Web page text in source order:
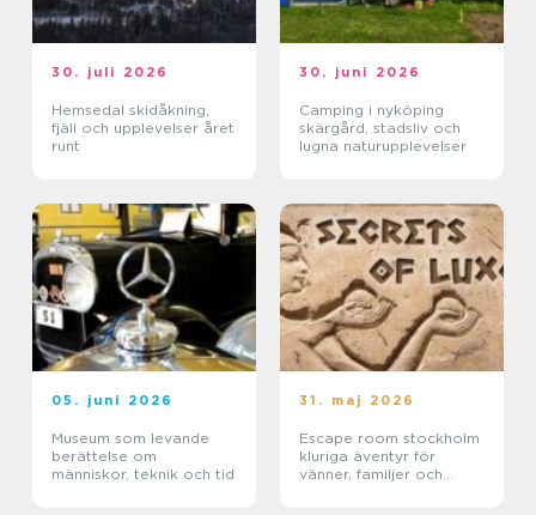
30. juli 2026
Hemsedal skidåkning,
fjäll och upplevelser året
runt
30. juni 2026
Camping i nyköping
skärgård, stadsliv och
lugna naturupplevelser
05. juni 2026
Museum som levande
berättelse om
människor, teknik och tid
31. maj 2026
Escape room stockholm
kluriga äventyr för
vänner, familjer och